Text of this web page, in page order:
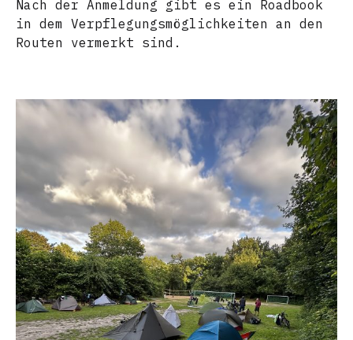
Nach der Anmeldung gibt es ein Roadbook
in dem Verpflegungsmöglichkeiten an den
Routen vermerkt sind.